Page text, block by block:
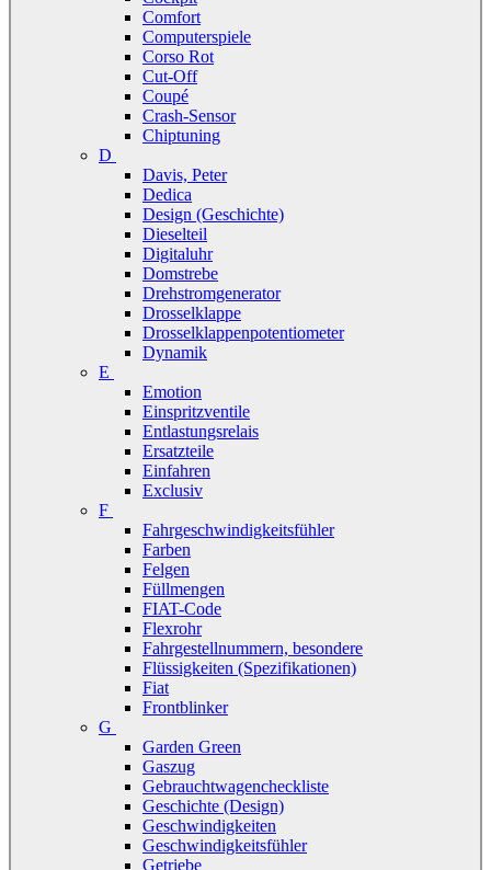
Comfort
Computerspiele
Corso Rot
Cut-Off
Coupé
Crash-Sensor
Chiptuning
D
Davis, Peter
Dedica
Design (Geschichte)
Dieselteil
Digitaluhr
Domstrebe
Drehstromgenerator
Drosselklappe
Drosselklappenpotentiometer
Dynamik
E
Emotion
Einspritzventile
Entlastungsrelais
Ersatzteile
Einfahren
Exclusiv
F
Fahrgeschwindigkeitsfühler
Farben
Felgen
Füllmengen
FIAT-Code
Flexrohr
Fahrgestellnummern, besondere
Flüssigkeiten (Spezifikationen)
Fiat
Frontblinker
G
Garden Green
Gaszug
Gebrauchtwagencheckliste
Geschichte (Design)
Geschwindigkeiten
Geschwindigkeitsfühler
Getriebe